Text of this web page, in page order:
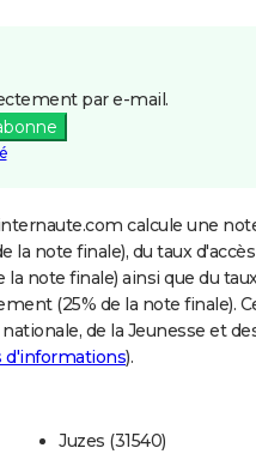
par e-mail.
calcule une
la note finale), du taux
la note finale) ainsi que du
(25% de la note finale).
de la Jeunesse et
d'informations).
Juzes (31540)